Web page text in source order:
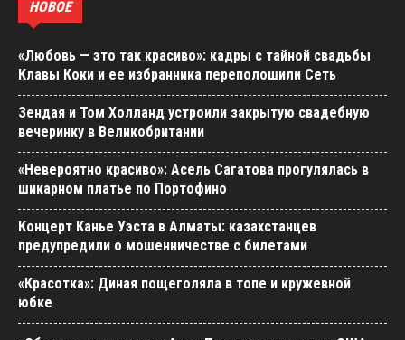
НОВОЕ
«Любовь — это так красиво»: кадры с тайной свадьбы
Клавы Коки и ее избранника переполошили Сеть
Зендая и Том Холланд устроили закрытую свадебную
вечеринку в Великобритании
«Невероятно красиво»: Асель Сагатова прогулялась в
шикарном платье по Портофино
Концерт Канье Уэста в Алматы: казахстанцев
предупредили о мошенничестве с билетами
«Красотка»: Диная пощеголяла в топе и кружевной
юбке